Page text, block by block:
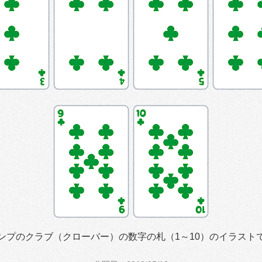
プのクラブ（クローバー）の数字の札（1～10）のイラスト